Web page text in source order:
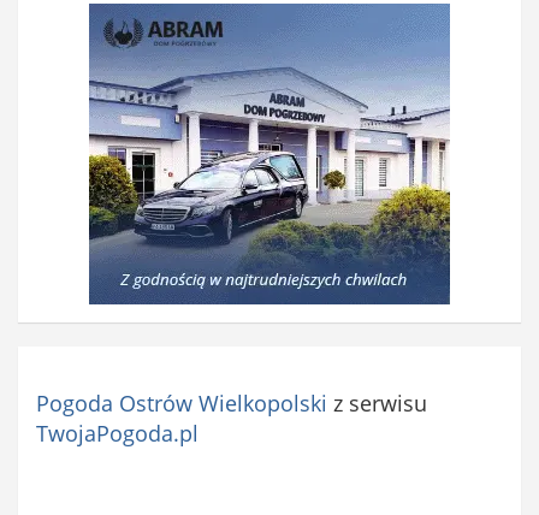
Pogoda Ostrów Wielkopolski z serwisu
TwojaPogoda.pl